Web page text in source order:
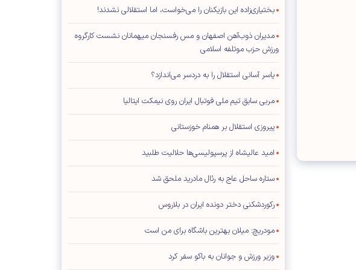
بختیاری‌زاده این بازیکنان را می‌خواست، اما استقلالی نشدند!
مدیران ذوب‌آهن اصفهان و مس رفسنجان میهمانان نشست کارگروه
ورزش حزب موتلفه اسلامی
یاسر آسانی استقلال را به دردسر می‌اندازد؟
مربی سابق تیم ملی فوتبال ایران روی نیمکت ایتالیا
پیروزی استقلال بر همنام خوزستانی
امید عالیشاه از پرسپولیسی‌ها حلالیت طلبید
ستاره ساحل عاج به رئال مادرید ملحق شد
رکوردشکنی دختر دونده ایران در بلاروس
مودریچ: میلان بهترین باشگاه برای من است
وزیر ورزش و جوانان به باکو سفر کرد